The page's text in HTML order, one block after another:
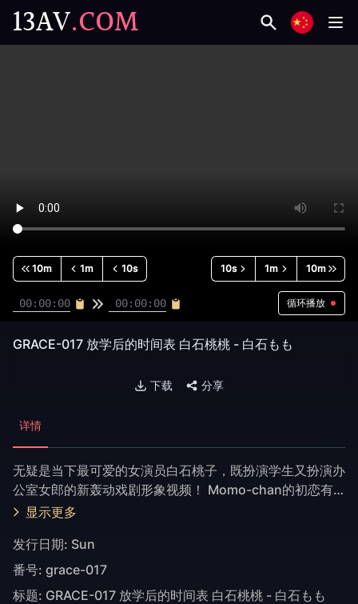
13AV.COM
10m 1m 10s 10s 1m 10m
循环播放
GRACE-017 放学后的时间表 白石桃桃 - 白石もも
下载 分享
详情
无疑是当下最可爱的女演员白石桃子，既扮演学生又扮演办
公室女郎的新轰动戏剧形象视频！ Momo-chan的初恋有
点变态，即使在成年后，她最终也变得比必要的性更加贪
吸的前辈的鸡巴还要大的鸡鸡！ [*本作品为图片影片]
显示更多
发行日期: Sun
番号: grace-017
标题: GRACE-017 放学后的时间表 白石桃桃 - 白石もも